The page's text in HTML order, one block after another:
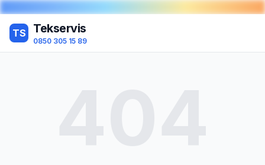
TS Tekservis
0850 305 15 89